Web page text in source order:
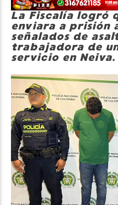
Neiva Estereo
La Fiscalía logró
enviara a prisión
señalados de
trabajadora de
servicio en Neiva.